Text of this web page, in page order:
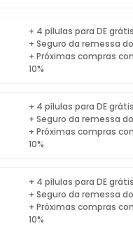
+ 4 pílulas para DE grátis
+ Seguro da remessa
+ Próximas compras
10%
+ 4 pílulas para DE grátis
+ Seguro da remessa
+ Próximas compras
10%
+ 4 pílulas para DE grátis
+ Seguro da remessa
+ Próximas compras
10%